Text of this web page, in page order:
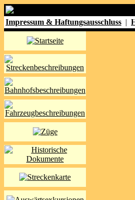
Impressum & Haftungsausschluss |